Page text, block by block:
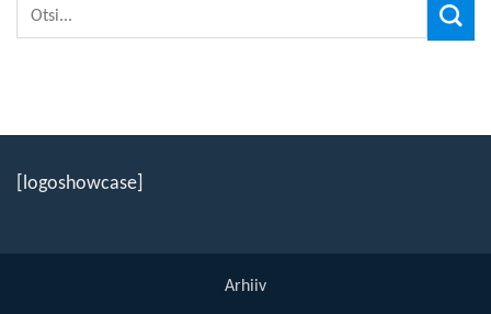
[logoshowcase]
Arhiiv